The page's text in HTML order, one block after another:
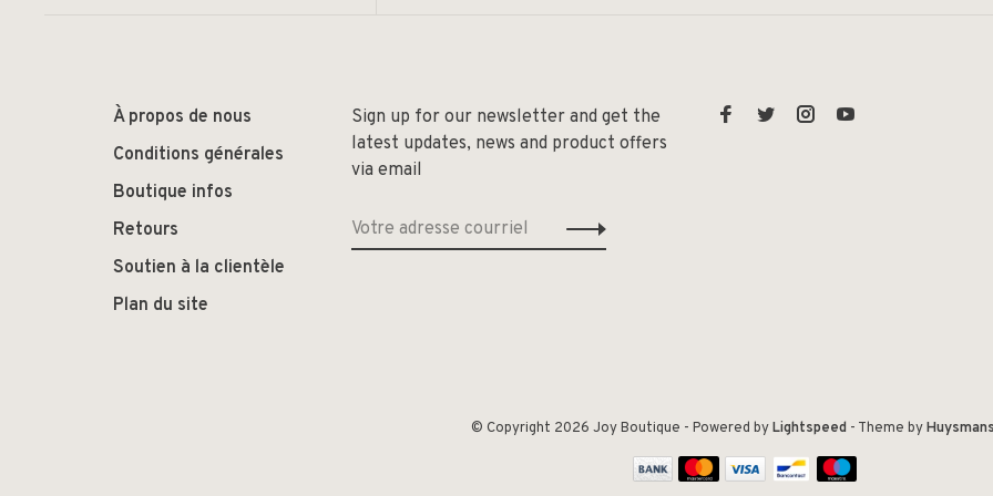
À propos de nous
Conditions générales
Boutique infos
Retours
Soutien à la clientèle
Plan du site
Sign up for our newsletter and get the
latest updates, news and product offers
via email
© Copyright 2026 Joy Boutique - Powered byLightspeed- Theme by